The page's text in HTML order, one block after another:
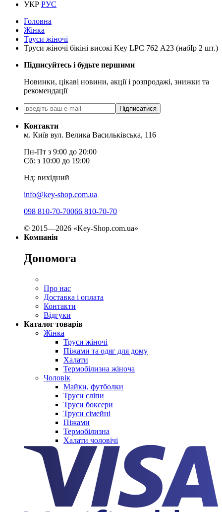
УКР РУС
Головна
Жінка
Труси жіночі
Труси жіночі бікіні високі Key LPC 762 А23 (набІр 2 шт.)
Підписуйтесь і будьте першими
Новинки, цікаві новини, акції і розпродажі, знижки та
рекомендації
Підписатися
Контакти
м. Київ вул. Велика Васильківська, 116
Пн-Пт з 9:00 до 20:00
Сб: з 10:00 до 19:00
Нд: вихідний
info@key-shop.com.ua
098 810-70-70066 810-70-70
© 2015—2026 «Key-Shop.com.ua»
Компанія
Допомога
Про нас
Доставка і оплата
Контакти
Відгуки
Каталог товарів
Жінка
Труси жіночі
Піжами та одяг для дому
Халати
Термобілизна жіноча
Чоловік
Майки, футболки
Труси сліпи
Труси боксери
Труси сімейні
Піжами
Термобілизна
Халати чоловічі